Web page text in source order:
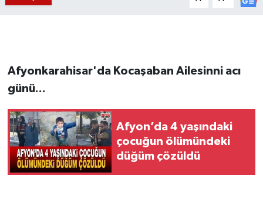
Afyonkarahisar'da Kocaşaban Ailesinni acı
günü...
Afyon’da 4 yaşındaki
çocuğun ölümündeki
düğüm çözüldü